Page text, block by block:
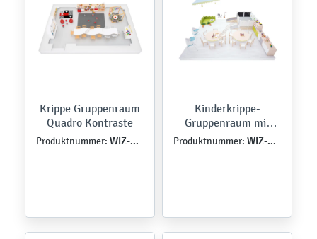
Krippe Gruppenraum
Quadro Kontraste
Produktnummer: WIZ-ZLO-QU-0003
Kinderkrippe-
Gruppenraum mit
Spielecke Iris
Produktnummer: WIZ-ZLO-QU-0006